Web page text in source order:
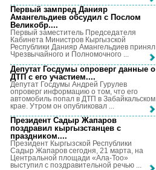
Первый зампред Данияр
Амангельдиев обсудил с Послом
Великобр....
Первый заместитель Председателя
Кабинета Министров Кыргызской
Республики Данияр Амангельдиев принял
Чрезвычайного и Полномочного ...
Депутат Госдумы опроверг данные о
ДТП с его участием....
Депутат Госдумы Андрей Гурулев
опроверг информацию о том, что его
автомобиль попал в ДТП в Забайкальском
крае. Утром он опубликовал ...
Президент Садыр Жапаров
поздравил кыргызстанцев с
праздником....
Президент Кыргызской Республики
Садыр Жапаров сегодня, 21 марта, на
Центральной площади «Ала-Тоо»
выступил с поздравительной речью ...